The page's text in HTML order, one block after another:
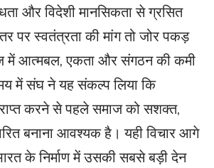
और विदेशी मानसिकता से ग्रसित
पर स्वतंत्रता की मांग तो जोर पकड़
में आत्मबल, एकता और संगठन की कमी
में संघ ने यह संकल्प लिया कि
करने से पहले समाज को सशक्त,
बनाना आवश्यक है। यही विचार आगे
के निर्माण में उसकी सबसे बड़ी देन